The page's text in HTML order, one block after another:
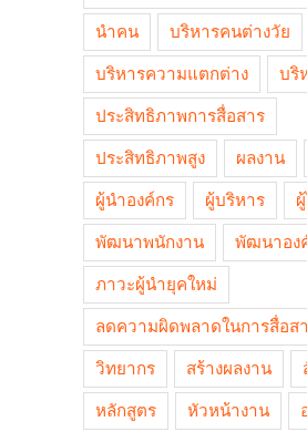
นำคน บริหารคนต่างวัย
บริหารความแตกต่าง บริ
ประสิทธิภาพการสื่อสาร
ประสิทธิภาพสูง ผลงาน
ผู้นำองค์กร ผู้บริหาร
พัฒนาพนักงาน พัฒนาอง
ภาวะผู้นำยุคใหม่
ลดความผิดพลาดในการสื่อส
วิทยากร สร้างผลงาน
หลักสูตร หัวหน้างาน